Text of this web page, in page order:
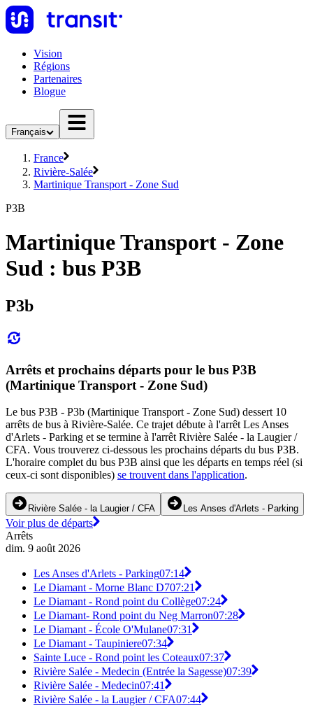
Vision
Régions
Partenaires
Blogue
Français
France
Rivière-Salée
Martinique Transport - Zone Sud
P3B
Martinique Transport - Zone
Sud : bus P3B
P3b
Arrêts et prochains départs pour le bus P3B
(Martinique Transport - Zone Sud)
Le bus P3B - P3b (Martinique Transport - Zone Sud) dessert 10
arrêts de bus à Rivière-Salée. Ce trajet débute à l'arrêt Les Anses
d'Arlets - Parking et se termine à l'arrêt Rivière Salée - la Laugier /
CFA. Vous trouverez ci-dessous les prochains départs du bus P3B.
L'horaire complet du bus P3B ainsi que les départs en temps réel (si
ceux-ci sont disponibles) se trouvent dans l'application.
Rivière Salée - la Laugier / CFA Les Anses d'Arlets - Parking
Voir plus de départs
Arrêts
dim. 9 août 2026
Les Anses d'Arlets - Parking07:14
Le Diamant - Morne Blanc D707:21
Le Diamant - Rond point du Collège07:24
Le Diamant- Rond point du Neg Marron07:28
Le Diamant - École O'Mulane07:31
Le Diamant - Taupiniere07:34
Sainte Luce - Rond point les Coteaux07:37
Rivière Salée - Medecin (Entrée la Sagesse)07:39
Rivière Salée - Medecin07:41
Rivière Salée - la Laugier / CFA07:44